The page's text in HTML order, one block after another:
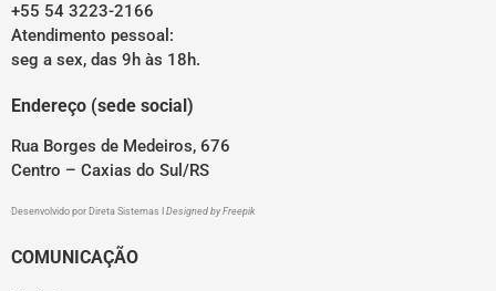
+55 54 3223-2166
Atendimento pessoal:
seg a sex, das 9h às 18h.
Endereço (sede social)
Rua Borges de Medeiros, 676
Centro – Caxias do Sul/RS
Desenvolvido por Direta Sistemas Designed by Freepik
COMUNICAÇÃO